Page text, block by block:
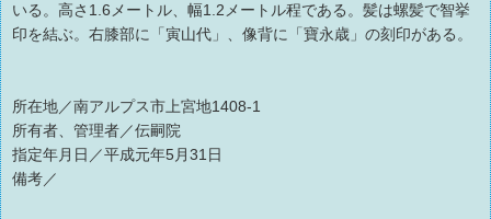
いる。高さ1.6メートル、幅1.2メートル程である。髪は螺髪で智挙
印を結ぶ。右膝部に「寅山代」、像背に「寶永歳」の刻印がある。
所在地／南アルプス市上宮地1408-1
所有者、管理者／伝嗣院
指定年月日／平成元年5月31日
備考／